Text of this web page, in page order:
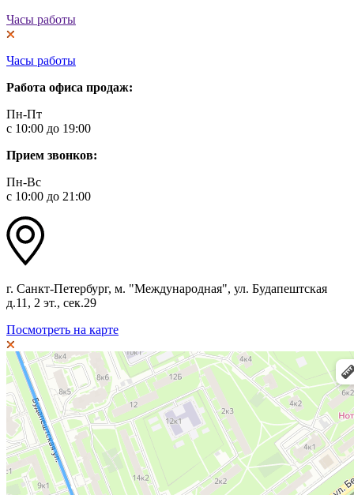
Часы работы
Часы работы
Работа офиса продаж:
Пн-Пт
с 10:00 до 19:00
Прием звонков:
Пн-Вс
с 10:00 до 21:00
г. Санкт-Петербург, м. "Международная", ул. Будапештская
д.11, 2 эт., сек.29
Посмотреть на карте